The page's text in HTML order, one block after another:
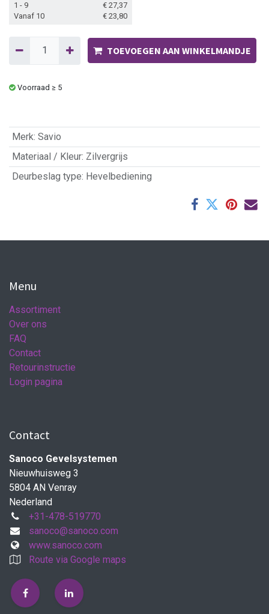
1 - 9 € 27,37
Vanaf 10
€ 23,80
TOEVOEGEN AAN WINKELMANDJE
Voorraad ≥ 5
Merk: Savio
Materiaal / Kleur: Zilvergrijs
Deurbeslag type: Hevelbediening
Menu
Assortiment
Over ons
FAQ
Contact
Retourinstructie
Login pagina
Contact
Sanoco Gevelsystemen
Nieuwhuisweg 3
5804 AN Venray
Nederland
+31-478-519770
sanoco@sanoco.com
www.sanoco.com
Route via Google maps